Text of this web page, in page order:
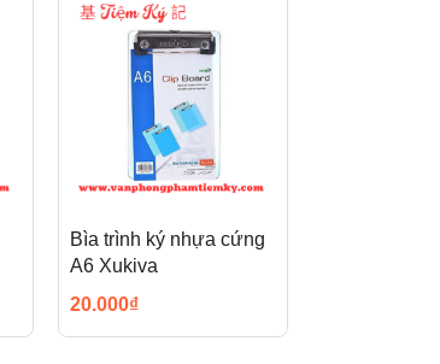
Bìa trình ký nhựa cứng
A6 Xukiva
20.000₫